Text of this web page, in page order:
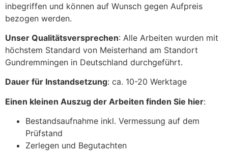
inbegriffen und können auf Wunsch gegen Aufpreis
bezogen werden.
Unser Qualitätsversprechen: Alle Arbeiten wurden mit
höchstem Standard von Meisterhand am Standort
Gundremmingen in Deutschland durchgeführt.
Dauer für Instandsetzung: ca. 10-20 Werktage
Einen kleinen Auszug der Arbeiten finden Sie hier:
Bestandsaufnahme inkl. Vermessung auf dem
Prüfstand
Zerlegen und Begutachten